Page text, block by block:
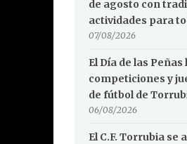
de agosto con
actividades para
07/08/2026
El Día de las
competiciones y
de fútbol de
06/08/2026
El C.F. Torrubia se